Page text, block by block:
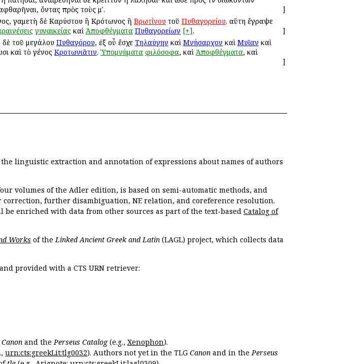
ὄντας πρὸς τοὺς μʹ.
]
γαμετὴ δὲ Καρύστου ἢ Κρότωνος ἢ Βρωτίνου τοῦ Πυθαγορείου. αὕτη ἔγραψε
γυναικείας καὶ Ἀποφθέγματα Πυθαγορείων [+].
]
τοῦ μεγάλου Πυθαγόρου, ἐξ οὗ ἔσχε Τηλαύγην καὶ Μνήσαρχον καὶ Μυῖαν καὶ
καὶ τὸ γένος Κροτωνιᾶτιν. Ὑπομνήματα φιλόσοφα, καὶ Ἀποφθέγματα, καὶ
]
linguistic extraction and annotation of expressions about names of authors
volumes of the Adler edition, is based on semi-automatic methods, and
further disambiguation, NE relation, and coreference resolution.
enriched with data from other sources as part of the text-based Catalog of
Works of the Linked Ancient Greek and Latin (LAGL) project, which collects data
provided with a CTS URN retriever:
Canon and thePerseus Catalog(e.g., Xenophon).
urn:cts:greekLit:tlg0032). Authors not yet in the TLG Canon and in thePerseus